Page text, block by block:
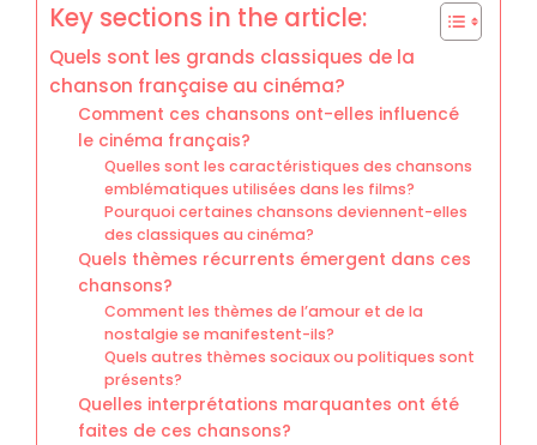
Key sections in the article:
Quels sont les grands classiques de la
chanson française au cinéma?
Comment ces chansons ont-elles influencé
le cinéma français?
Quelles sont les caractéristiques des chansons
emblématiques utilisées dans les films?
Pourquoi certaines chansons deviennent-elles
des classiques au cinéma?
Quels thèmes récurrents émergent dans ces
chansons?
Comment les thèmes de l’amour et de la
nostalgie se manifestent-ils?
Quels autres thèmes sociaux ou politiques sont
présents?
Quelles interprétations marquantes ont été
faites de ces chansons?